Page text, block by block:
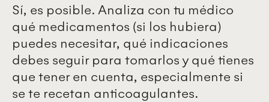
Sí, es posible. Analiza con tu médico
qué medicamentos (si los hubiera)
puedes necesitar, qué indicaciones
debes seguir para tomarlos y qué tienes
que tener en cuenta, especialmente si
se te recetan anticoagulantes.